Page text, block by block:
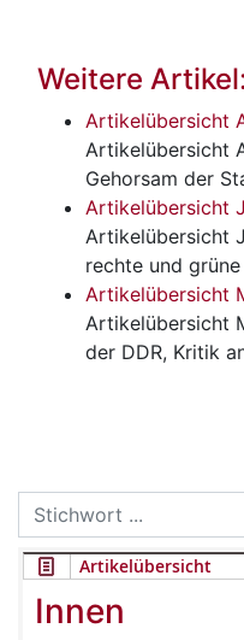
Weitere Artikel:
Artikelübersicht
Artikelübersicht
Gehorsam der
Artikelübersicht
Artikelübersicht
rechte und
Artikelübersicht
Artikelübersicht
der DDR, Kritik
Search
for:
Artikelübersicht
Innen